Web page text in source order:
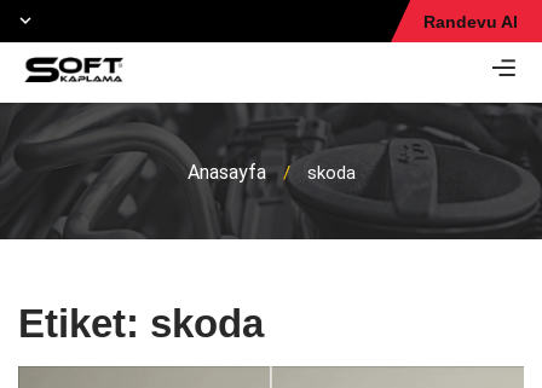
Randevu Al
Anasayfa / skoda
Etiket: skoda